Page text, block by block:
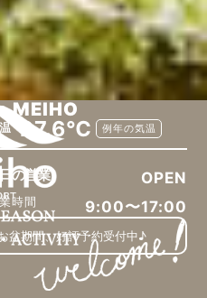
MEIHO
27.6℃ 例年の気温
の営業 OPEN
時間 9:00〜17:00
盆期間、好評予約受付中♪